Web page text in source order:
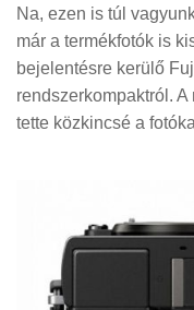
Na, ezen is túl
már a termékfotók is
bejelentésre kerülő
rendszerkompaktról.
tette közkincsé a